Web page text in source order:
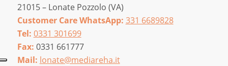
21015 – Lonate Pozzolo (VA)
Customer Care WhatsApp: 331 6689828
Tel: 0331 301699
Fax: 0331 661777
Mail: lonate@mediareha.it